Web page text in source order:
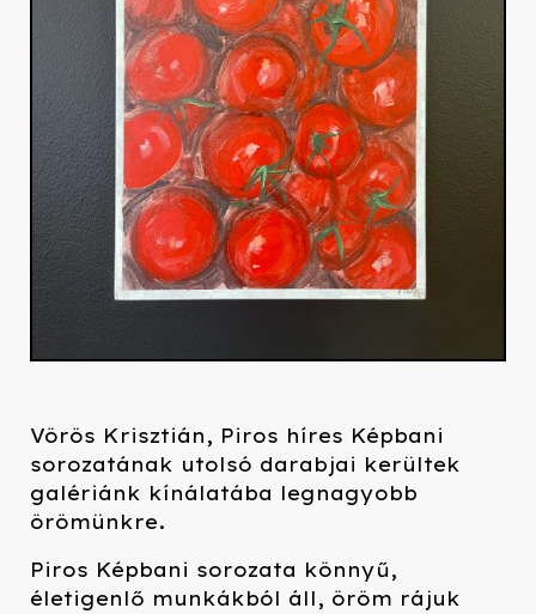
Vörös Krisztián, Piros híres Képbani
sorozatának utolsó darabjai kerültek
galériánk kínálatába legnagyobb
örömünkre.
Piros Képbani sorozata könnyű,
életigenlő munkákból áll, öröm rájuk